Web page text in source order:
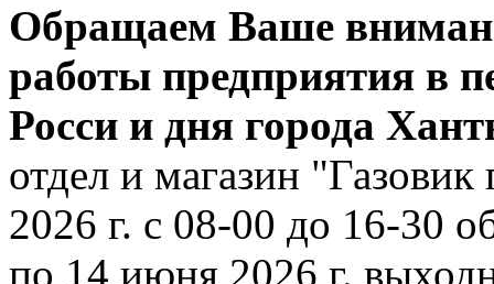
Обращаем Ваше
работы предприятия в
Росси и дня города
отдел и магазин
2026 г. с 08-00 до 16-30
по 14 июня 2026 г.